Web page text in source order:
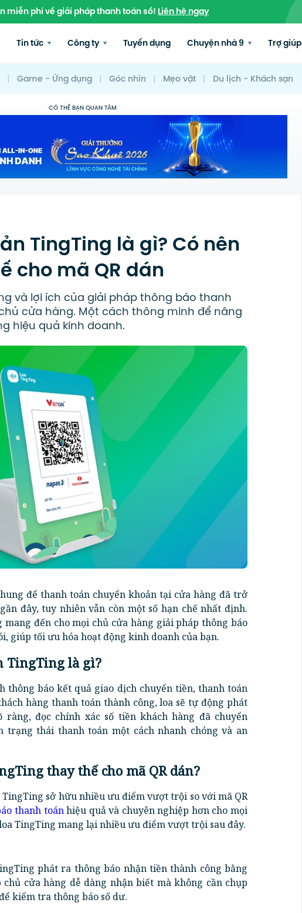
miễn phí về giải pháp thanh toán số!Liên hệ ngay
Tin tức Công ty Tuyển dụng Chuyện nhà 9 Trợ giúp
| Game - Ứng dụng | Góc nhìn | Mẹo vặt | Du lịch - Khách sạn
CÓ THỂ BẠN QUAN TÂM
TingTing là gì? Có nên
cho mã QR dán
và lợi ích của giải pháp thông báo thanh
cửa hàng. Một cách thông minh để nâng
hiệu quả kinh doanh.
để thanh toán chuyển khoản tại cửa hàng đã trở
đây, tuy nhiên vẫn còn một số hạn chế nhất định.
đến cho mọi chủ cửa hàng giải pháp thông báo
giúp tối ưu hóa hoạt động kinh doanh của bạn.
TingTing là gì?
thông báo kết quả giao dịch chuyển tiền, thanh toán
hàng thanh toán thành công, loa sẽ tự động phát
đọc chính xác số tiền khách hàng đã chuyển
trạng thái thanh toán một cách nhanh chóng và an
thay thế cho mã QR dán?
TingTing sở hữu nhiều ưu điểm vượt trội so với mã QR
thanh toánhiệu quả và chuyên nghiệp hơn cho mọi
TingTing mang lại nhiều ưu điểm vượt trội sau đây.
phát ra thông báo nhận tiền thành công bằng
cửa hàng dễ dàng nhận biết mà không cần chụp
kiểm tra thông báo số dư.